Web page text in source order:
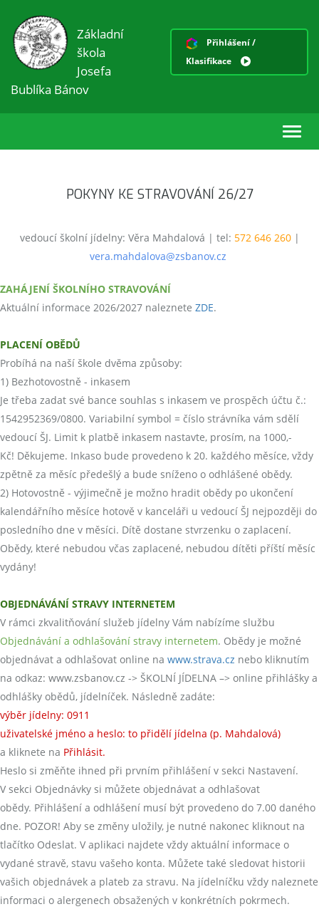
Základní
škola
Josefa
Bublíka Bánov
Přihlášení /
Klasifikace
POKYNY KE STRAVOVÁNÍ 26/27
vedoucí školní jídelny: Věra Mahdalová | tel: 572 646 260|
vera.mahdalova@zsbanov.cz
ZAHÁJENÍ ŠKOLNÍHO STRAVOVÁNÍ
Aktuální informace 2026/2027 naleznete ZDE.
PLACENÍ OBĚDŮ
Probíhá na naší škole dvěma způsoby:
1) Bezhotovostně - inkasem
Je třeba zadat své bance souhlas s inkasem ve prospěch účtu č.:
1542952369/0800. Variabilní symbol = číslo strávníka vám sdělí
vedoucí ŠJ. Limit k platbě inkasem nastavte, prosím, na 1000,-
Kč! Děkujeme. Inkaso bude provedeno k 20. každého měsíce, vždy
zpětně za měsíc předešlý a bude sníženo o odhlášené obědy.
2) Hotovostně - výjimečně je možno hradit obědy po ukončení
kalendářního měsíce hotově v kanceláři u vedoucí ŠJ nejpozději do
posledního dne v měsíci. Dítě dostane stvrzenku o zaplacení.
Obědy, které nebudou včas zaplacené, nebudou dítěti příští měsíc
vydány!
OBJEDNÁVÁNÍ STRAVY INTERNETEM
V rámci zkvalitňování služeb jídelny Vám nabízíme službu
Objednávání a odhlašování stravy internetem. Obědy je možné
objednávat a odhlašovat online na www.strava.cz nebo kliknutím
na odkaz: www.zsbanov.cz -> ŠKOLNÍ JÍDELNA –> online přihlášky a
odhlášky obědů, jídelníček. Následně zadáte:
výběr jídelny: 0911
uživatelské jméno a heslo: to přidělí jídelna (p. Mahdalová)
a kliknete na Přihlásit.
Heslo si změňte ihned při prvním přihlášení v sekci Nastavení.
V sekci Objednávky si můžete objednávat a odhlašovat
obědy. Přihlášení a odhlášení musí být provedeno do 7.00 daného
dne. POZOR! Aby se změny uložily, je nutné nakonec kliknout na
tlačítko Odeslat. V aplikaci najdete vždy aktuální informace o
vydané stravě, stavu vašeho konta. Můžete také sledovat historii
vašich objednávek a plateb za stravu. Na jídelníčku vždy naleznete
informaci o alergenech obsažených v konkrétních pokrmech.